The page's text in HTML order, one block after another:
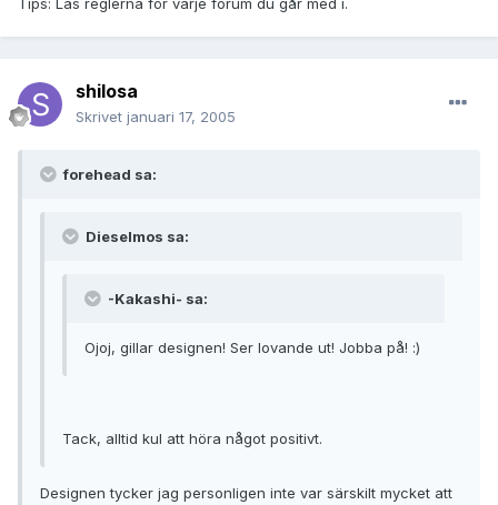
Tips: Läs reglerna för varje forum du går med i.
shilosa
Skrivet januari 17, 2005
forehead sa:
Dieselmos sa:
-Kakashi- sa:
Ojoj, gillar designen! Ser lovande ut! Jobba på! :)
Tack, alltid kul att höra något positivt.
Designen tycker jag personligen inte var särskilt mycket att